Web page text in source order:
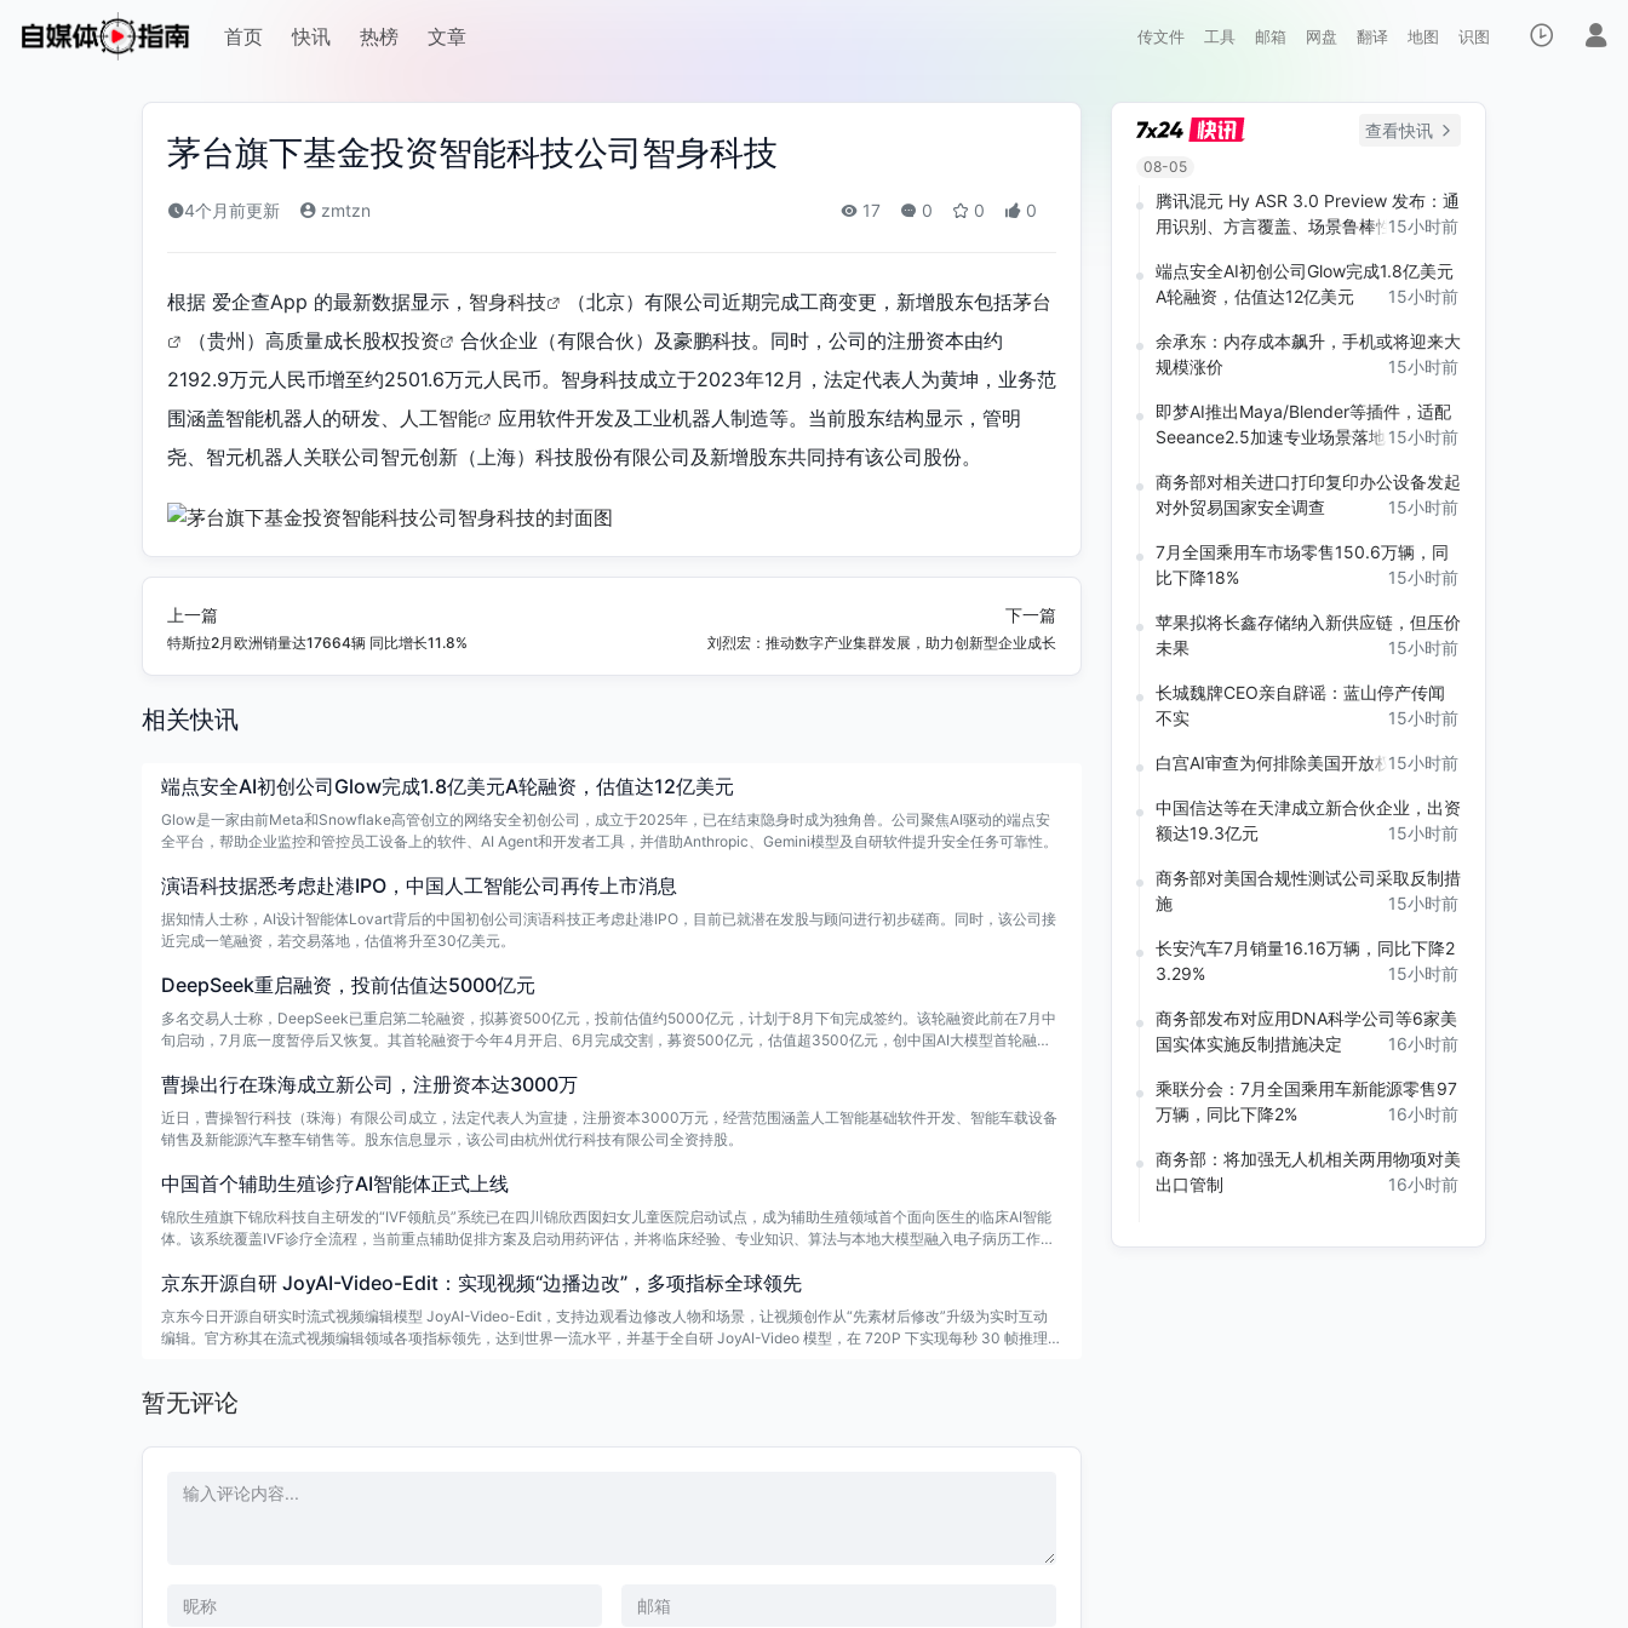
首页 快讯 热榜 文章 传文件 工具 邮箱 网盘 翻译 地图 识图
茅台旗下基金投资智能科技公司智身科技
4个月前更新 zmtzn 17 0 0 0
根据 爱企查App 的最新数据显示， 智身科技 （北京）有限公司近期完成工商变更，新增股东包括茅台
（贵州）高质量成长股权投资
合伙企业（有限合伙）及豪鹏科技。同时，公司的注册资本由约
2192.9万元人民币增至约2501.6万元人民币。智身科技成立于2023年12月，法定代表人为黄坤，业务范
围涵盖智能机器人的研发、 人工智能
应用软件开发及工业机器人制造等。当前股东结构显示，管明
尧、智元机器人关联公司智元创新（上海）科技股份有限公司及新增股东共同持有该公司股份。
上一篇
特斯拉2月欧洲销量达17664辆 同比增长11.8%
下一篇
刘烈宏：推动数字产业集群发展，助力创新型企业成长
相关快讯
端点安全AI初创公司Glow完成1.8亿美元A轮融资，估值达12亿美元
Glow是一家由前Meta和Snowflake高管创立的网络安全初创公司，成立于2025年，已在结束隐身时成为独角兽。公司聚焦AI驱动的端点安
全平台，帮助企业监控和管控员工设备上的软件、AI Agent和开发者工具，并借助Anthropic、Gemini模型及自研软件提升安全任务可靠性。
演语科技据悉考虑赴港IPO，中国人工智能公司再传上市消息
据知情人士称，AI设计智能体Lovart背后的中国初创公司演语科技正考虑赴港IPO，目前已就潜在发股与顾问进行初步磋商。同时，该公司接
近完成一笔融资，若交易落地，估值将升至30亿美元。
DeepSeek重启融资，投前估值达5000亿元
多名交易人士称，DeepSeek已重启第二轮融资，拟募资500亿元，投前估值约5000亿元，计划于8月下旬完成签约。该轮融资此前在7月中
旬启动，7月底一度暂停后又恢复。其首轮融资于今年4月开启、6月完成交割，募资500亿元，估值超3500亿元，创中国AI大模型首轮融资
曹操出行在珠海成立新公司，注册资本达3000万
近日，曹操智行科技（珠海）有限公司成立，法定代表人为宣捷，注册资本3000万元，经营范围涵盖人工智能基础软件开发、智能车载设备
销售及新能源汽车整车销售等。股东信息显示，该公司由杭州优行科技有限公司全资持股。
中国首个辅助生殖诊疗AI智能体正式上线
锦欣生殖旗下锦欣科技自主研发的“IVF领航员”系统已在四川锦欣西囡妇女儿童医院启动试点，成为辅助生殖领域首个面向医生的临床AI智能
体。该系统覆盖IVF诊疗全流程，当前重点辅助促排方案及启动用药评估，并将临床经验、专业知识、算法与本地大模型融入电子病历工作
京东开源自研 JoyAI-Video-Edit：实现视频“边播边改”，多项指标全球领先
京东今日开源自研实时流式视频编辑模型 JoyAI-Video-Edit，支持边观看边修改人物和场景，让视频创作从“先素材后修改”升级为实时互动
编辑。官方称其在流式视频编辑领域各项指标领先，达到世界一流水平，并基于全自研 JoyAI-Video 模型，在 720P 下实现每秒 30 帧推理
暂无评论
查看快讯
08-05
15小时前
腾讯混元 Hy ASR 3.0 Preview 发布：通
用识别、方言覆盖、场景鲁棒性全面升级
15小时前
端点安全AI初创公司Glow完成1.8亿美元
A轮融资，估值达12亿美元
15小时前
余承东：内存成本飙升，手机或将迎来大
规模涨价
15小时前
即梦AI推出Maya/Blender等插件，适配
Seeance2.5加速专业场景落地
15小时前
商务部对相关进口打印复印办公设备发起
对外贸易国家安全调查
15小时前
7月全国乘用车市场零售150.6万辆，同
比下降18%
15小时前
苹果拟将长鑫存储纳入新供应链，但压价
未果
15小时前
长城魏牌CEO亲自辟谣：蓝山停产传闻
不实
15小时前
白宫AI审查为何排除美国开放权重模型
15小时前
中国信达等在天津成立新合伙企业，出资
额达19.3亿元
15小时前
商务部对美国合规性测试公司采取反制措
施
15小时前
长安汽车7月销量16.16万辆，同比下降2
3.29%
16小时前
商务部发布对应用DNA科学公司等6家美
国实体实施反制措施决定
16小时前
乘联分会：7月全国乘用车新能源零售97
万辆，同比下降2%
16小时前
商务部：将加强无人机相关两用物项对美
出口管制